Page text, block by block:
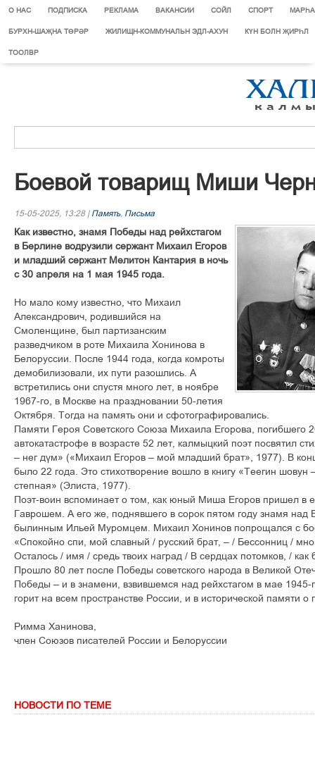
О НАС ПОДПИСКА РЕКЛАМА ВАКАНСИИ СОЙЛ СПОРТ
БУРХН-ШАҖНА ТӨРӘР ЖИЛИЩН-КОММУНАЛЬН ЭДЛ-АХУН КҮН БОЛН ҖИРҺЛ
ТООЛВР
Боевой товарищ Миши
15-05-2025, 13:28 | Память, Письма
Как известно, знамя Победы над рейхстагом
в Берлине водрузили сержант Михаил Егоров
и младший сержант Мелитон Кантария в ночь
с 30 апреля на 1 мая 1945 года.
Но мало кому известно, что Михаил
Александрович, родившийся на
Смоленщине, был партизанским
разведчиком в роте Михаила Хонинова в
Белоруссии. После 1944 года, когда комроты
демобилизовали, их пути разошлись. А
встретились они спустя много лет, в ноябре
1967-го, в Москве на праздновании 50-летия
Октября. Тогда на память они и сфотографировались.
Памяти Героя Советского Союза Михаила Егорова, погибшего
автокатастрофе в возрасте 52 лет, калмыцкий поэт посвятил
– нег дүм» («Михаил Егоров – мой младший брат», 1977). В
было 22 года. Это стихотворение вошло в книгу «Теегин шовун
степная» (Элиста, 1977).
Поэт-воин вспоминает о том, как юный Миша Егоров пришел в
Гаврошем. А его же, поднявшего в сорок пятом году знамя над
былинным Ильей Муромцем. Михаил Хонинов попрощался с
«Спокойно спи, мой славный / русский брат, – / Бессонниц /
Осталось / имя / средь твоих наград / В сердцах потомков, /
Прошло 80 лет после Победы советского народа в Великой
Победы – и в знамени, взвившемся над рейхстагом в мае 1945-
горит на всем пространстве России, и в исторической памяти
Римма Ханинова,
член Союзов писателей России и Белоруссии
НОВОСТИ ПО ТЕМЕ